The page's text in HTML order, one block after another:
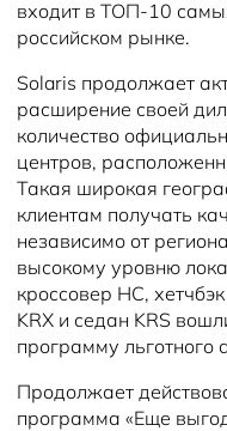
входит в ТОП-10
российском рынке.
Solaris продолжает
расширение своей
количество
центров,
Такая широкая
клиентам получать
независимо от
высокому уровню
кроссовер HC,
KRX и седан KRS
программу льготного
Продолжает
программа «Еще